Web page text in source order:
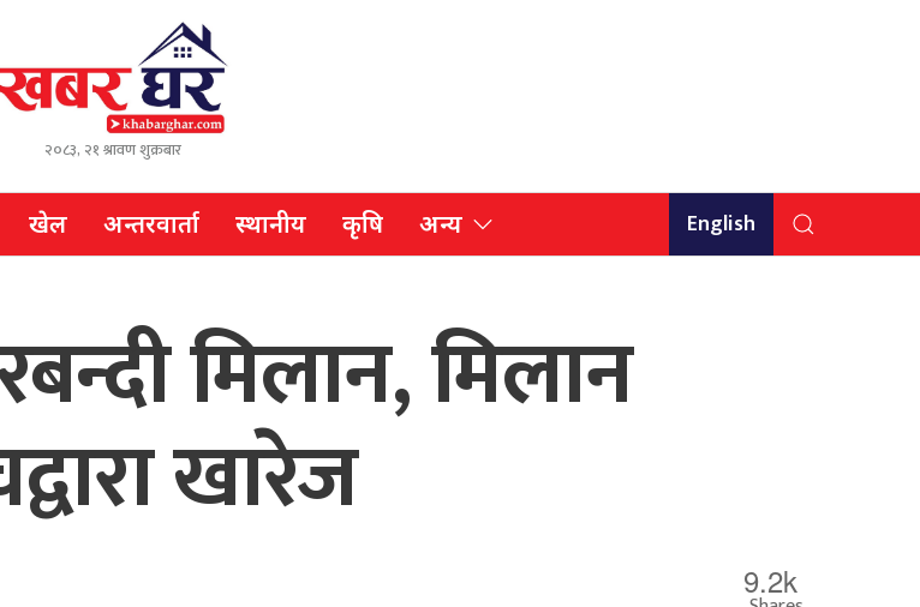
२०८३, २१ श्रावण शुक्रबार
खेल अन्तरवार्ता स्थानीय कृषि अन्य English
मिलान, मिलान
खारेज
9.2k